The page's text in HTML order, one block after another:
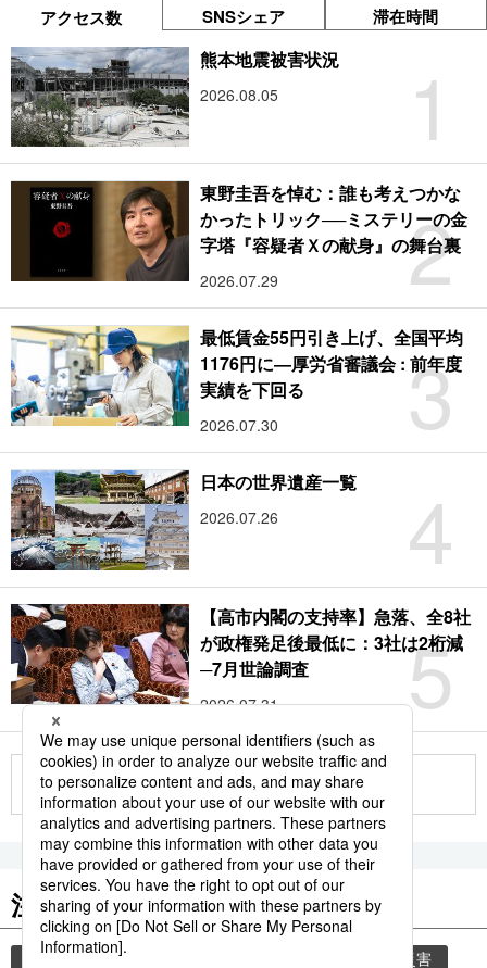
アクセス数 SNSシェア 滞在時間
1
熊本地震被害状況
2026.08.05
2
東野圭吾を悼む：誰も考えつかな
かったトリック──ミステリーの金
字塔『容疑者Ｘの献身』の舞台裏
2026.07.29
3
最低賃金55円引き上げ、全国平均
1176円に―厚労省審議会 : 前年度
実績を下回る
2026.07.30
4
日本の世界遺産一覧
2026.07.26
5
【高市内閣の支持率】急落、全8社
が政権発足後最低に：3社は2桁減
─7月世論調査
2026.07.31
もっと見る
注目のキーワード
共同通信ニュース 災害